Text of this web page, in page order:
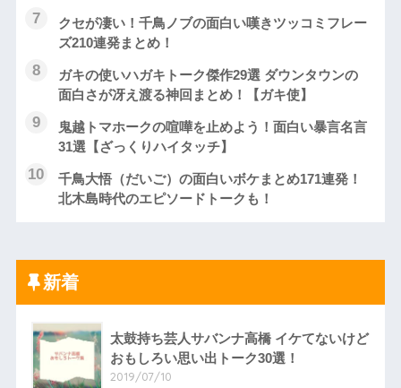
クセが凄い！千鳥ノブの面白い嘆きツッコミフレー
ズ210連発まとめ！
ガキの使いハガキトーク傑作29選 ダウンタウンの
面白さが冴え渡る神回まとめ！【ガキ使】
鬼越トマホークの喧嘩を止めよう！面白い暴言名言
31選【ざっくりハイタッチ】
千鳥大悟（だいご）の面白いボケまとめ171連発！
北木島時代のエピソードトークも！
新着
太鼓持ち芸人サバンナ高橋 イケてないけど
おもしろい思い出トーク30選！
2019/07/10